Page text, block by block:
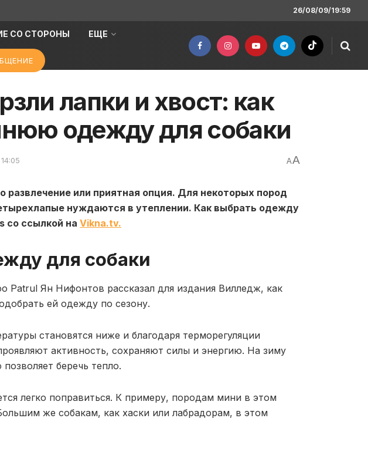
26/08/09/19:59
СО СТОРОНЫ ЕЩЕ
лапки и хвост: как
одежду для собаки
AA
или приятная опция. Для некоторых пород
нуждаются в утеплении. Как выбрать одежду
со ссылкой на Vikna.tv.
для собаки
Patrul Ян Нифонтов рассказал для издания Вилледж, как
ей одежду по сезону.
становятся ниже и благодаря терморегуляции
активность, сохраняют силы и энергию. На зиму
беречь тепло.
легко поправиться. К примеру, породам мини в этом
же собакам, как хаски или лабрадорам, в этом